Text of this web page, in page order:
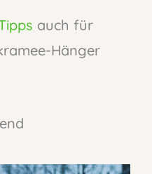
auch für
Hänger